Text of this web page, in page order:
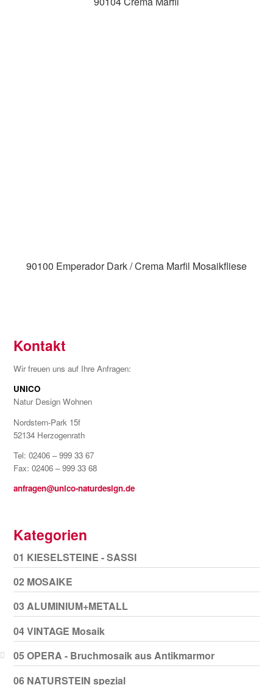
90100 Emperador Dark / Crema Marfil Mosaikfliese
Kontakt
Wir freuen uns auf Ihre Anfragen:
UNICO
Natur Design Wohnen
Nordstern-Park 15f
52134 Herzogenrath
Tel: 02406 – 999 33 67
Fax: 02406 – 999 33 68
anfragen@unico-naturdesign.de
Kategorien
01 KIESELSTEINE - SASSI
02 MOSAIKE
03 ALUMINIUM+METALL
04 VINTAGE Mosaik
05 OPERA - Bruchmosaik aus Antikmarmor
06 NATURSTEIN spezial